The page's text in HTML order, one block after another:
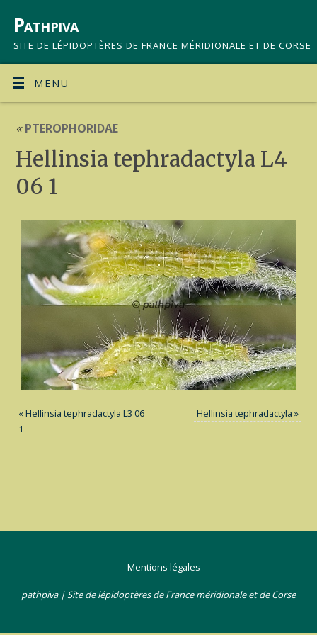
Pathpiva
SITE DE LÉPIDOPTÈRES DE FRANCE MÉRIDIONALE ET DE CORSE
MENU
«PTEROPHORIDAE
Hellinsia tephradactyla L4
06 1
«Hellinsia tephradactyla L3 06
1
Hellinsia tephradactyla »
Mentions légales
pathpiva | Site de lépidoptères de France méridionale et de Corse